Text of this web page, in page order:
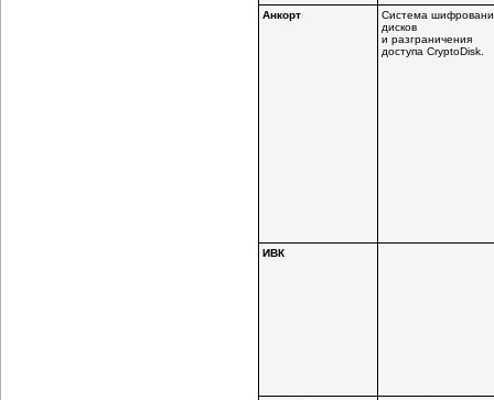
Анкорт
Система
дисков
и разграничения
доступа CryptoDisk.
ИВК